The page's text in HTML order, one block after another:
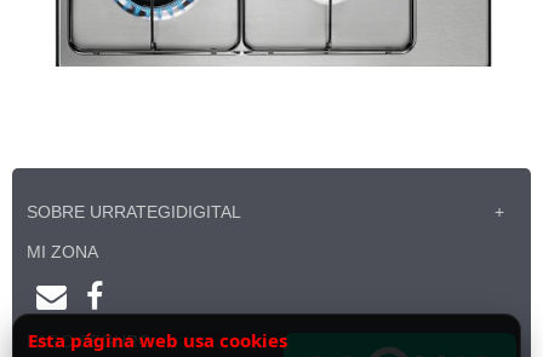
SOBRE URRATEGIDIGITAL
MI ZONA
PAGO SEGURO
Esta página web usa cookies